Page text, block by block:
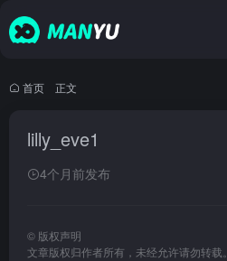
首页 正文
lilly_eve1
4个月前发布
© 版权声明
文章版权归作者所有，未经允许请勿转载。